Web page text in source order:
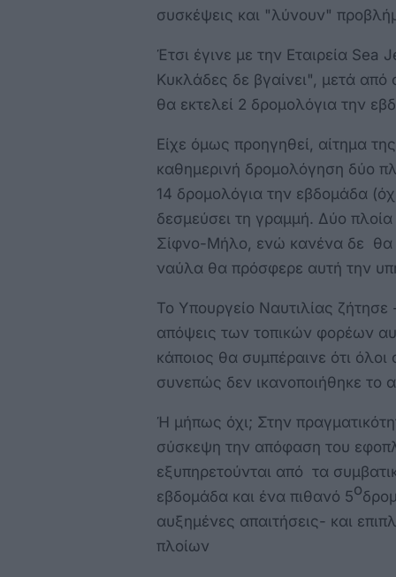
συσκέψεις και "λύνουν"
Έτσι έγινε με την Εταιρεία
Κυκλάδες δε βγαίνει", μετά
θα εκτελεί 2 δρομολόγια την
Είχε όμως προηγηθεί, αίτημα
καθημερινή δρομολόγηση δύο
14 δρομολόγια την εβδομάδα
δεσμεύσει τη γραμμή. Δύο
Σίφνο-Μήλο, ενώ κανένα δε θα
ναύλα θα πρόσφερε αυτή την
Το Υπουργείο Ναυτιλίας
απόψεις των τοπικών φορέων
κάποιος θα συμπέραινε ότι όλοι
συνεπώς δεν ικανοποιήθηκε το
Ή μήπως όχι; Στην
σύσκεψη την απόφαση του
εξυπηρετούνται από τα
εβδομάδα και ένα πιθανό 5ο
αυξημένες απαιτήσεις- και
πλοίων